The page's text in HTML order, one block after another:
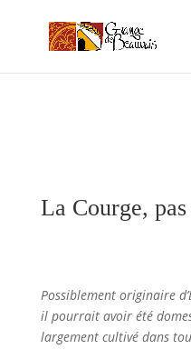
La Courge,
Possiblement originaire
il pourrait avoir été
largement cultivé dans